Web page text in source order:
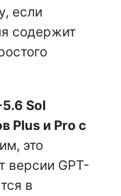
если
содержит
Sol
Plus и Pro с
это
версии GPT-
в